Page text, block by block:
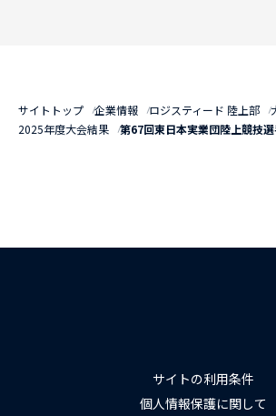
サイトトップ 企業情報 ロジスティード 陸上部
2025年度大会結果
第67回東日本実業団陸上競技
サイトの利用条件
個人情報保護に関して